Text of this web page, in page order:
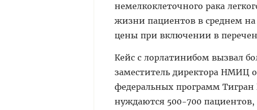
немелкоклеточного рака
жизни пациентов в среднем
цены при включении в
Кейс с лорлатинибом вызвал
заместитель директора НМИЦ
федеральных программ Тигран
нуждаются 500-700